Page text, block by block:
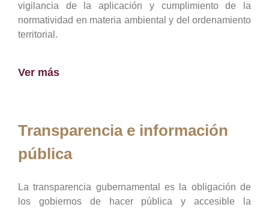
vigilancia de la aplicación y cumplimiento de la
normatividad en materia ambiental y del ordenamiento
territorial.
Ver más
Transparencia e información
pública
La transparencia gubernamental es la obligación de
los gobiernos de hacer pública y accesible la